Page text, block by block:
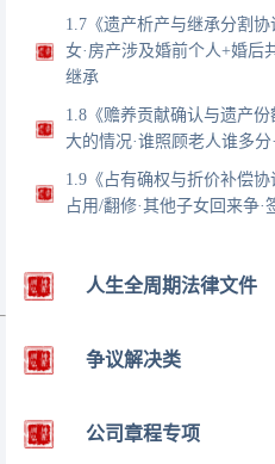
1.7《遗产析产与继承分割
女·房产涉及婚前个人+婚后
继承
1.8《赡养贡献确认与遗产
大的情况·谁照顾老人谁多
1.9《占有确权与折价补偿
占用/翻修·其他子女回来争
人生全周期法律文件
争议解决类
公司章程专项